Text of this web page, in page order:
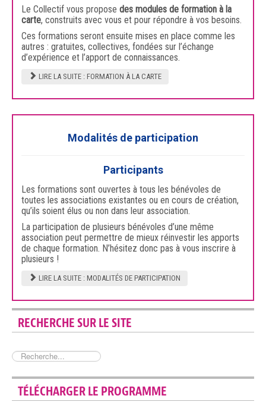
Le Collectif vous propose des modules de formation à la
carte, construits avec vous et pour répondre à vos besoins.
Ces formations seront ensuite mises en place comme les
autres : gratuites, collectives, fondées sur l’échange
d’expérience et l’apport de connaissances.
LIRE LA SUITE : FORMATION À LA CARTE
Modalités de participation
Participants
Les formations sont ouvertes à tous les bénévoles de
toutes les associations existantes ou en cours de création,
qu’ils soient élus ou non dans leur association.
La participation de plusieurs bénévoles d’une même
association peut permettre de mieux réinvestir les apports
de chaque formation. N’hésitez donc pas à vous inscrire à
plusieurs !
LIRE LA SUITE : MODALITÉS DE PARTICIPATION
RECHERCHE SUR LE SITE
TÉLÉCHARGER LE PROGRAMME